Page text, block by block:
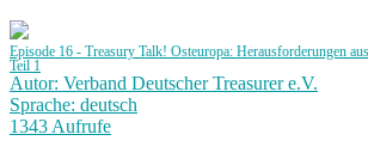
Episode 16 - Treasury Talk! Osteuropa: Herausforderungen
Teil 1
Autor: Verband Deutscher Treasurer e.V.
Sprache: deutsch
1343 Aufrufe